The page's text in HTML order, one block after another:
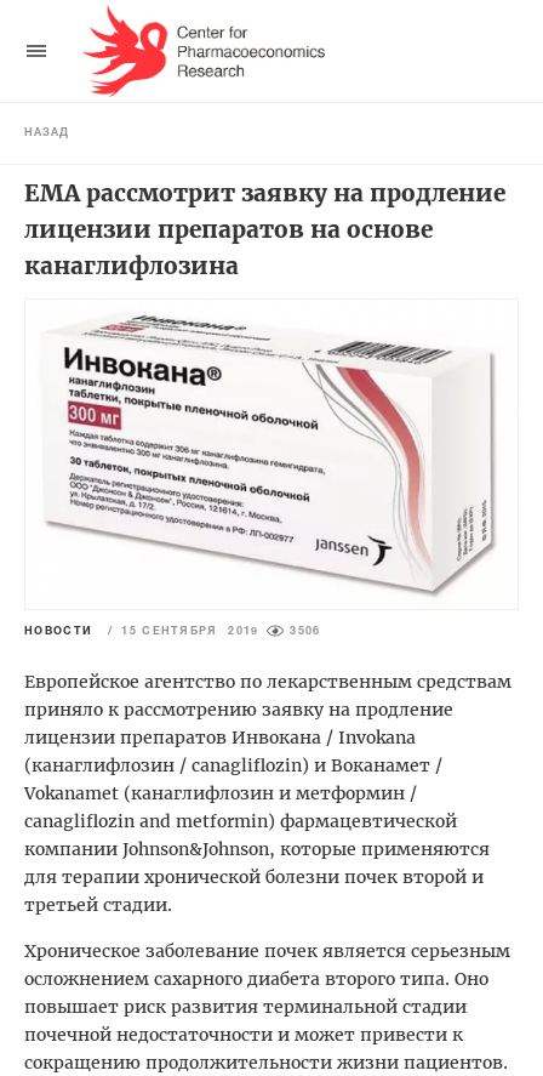
НАЗАД
ЕМА рассмотрит заявку на продление
лицензии препаратов на основе
канаглифлозина
НОВОСТИ / 15 СЕНТЯБРЯ 2019 3506
Европейское агентство по лекарственным средствам
приняло к рассмотрению заявку на продление
лицензии препаратов Инвокана / Invokana
(канаглифлозин / canagliflozin) и Воканамет /
Vokanamet (канаглифлозин и метформин /
canagliflozin and metformin) фармацевтической
компании Johnson&Johnson, которые применяются
для терапии хронической болезни почек второй и
третьей стадии.
Хроническое заболевание почек является серьезным
осложнением сахарного диабета второго типа. Оно
повышает риск развития терминальной стадии
почечной недостаточности и может привести к
сокращению продолжительности жизни пациентов.